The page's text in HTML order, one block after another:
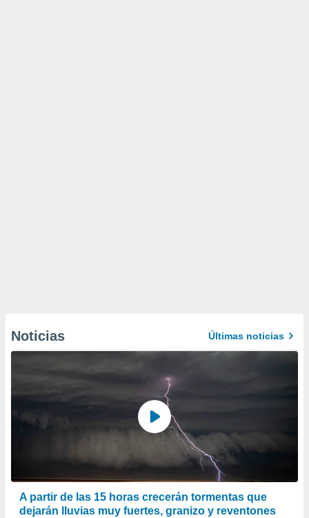
Noticias Últimas noticias
A partir de las 15 horas crecerán tormentas que
dejarán lluvias muy fuertes, granizo y reventones